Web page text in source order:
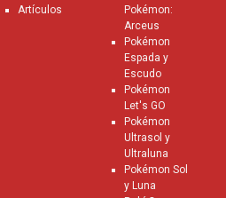
Artículos
Pokémon:
Arceus
Pokémon
Espada y
Escudo
Pokémon
Let's GO
Pokémon
Ultrasol y
Ultraluna
Pokémon Sol
y Luna